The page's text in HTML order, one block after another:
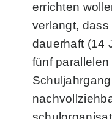
errichten
verlangt,
dauerhaft (14
fünf